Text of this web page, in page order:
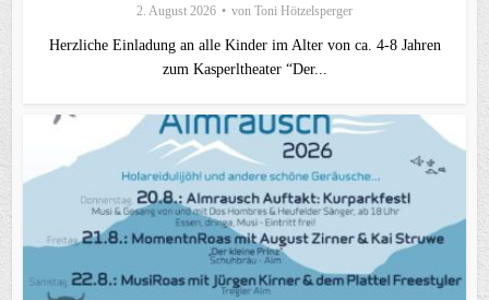
2. August 2026 von Toni Hötzelsperger
Herzliche Einladung an alle Kinder im Alter von ca. 4-8 Jahren
zum Kasperltheater “Der...